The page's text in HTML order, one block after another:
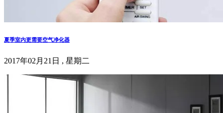
夏季室内更需要空气净化器
2017年02月21日 , 星期二